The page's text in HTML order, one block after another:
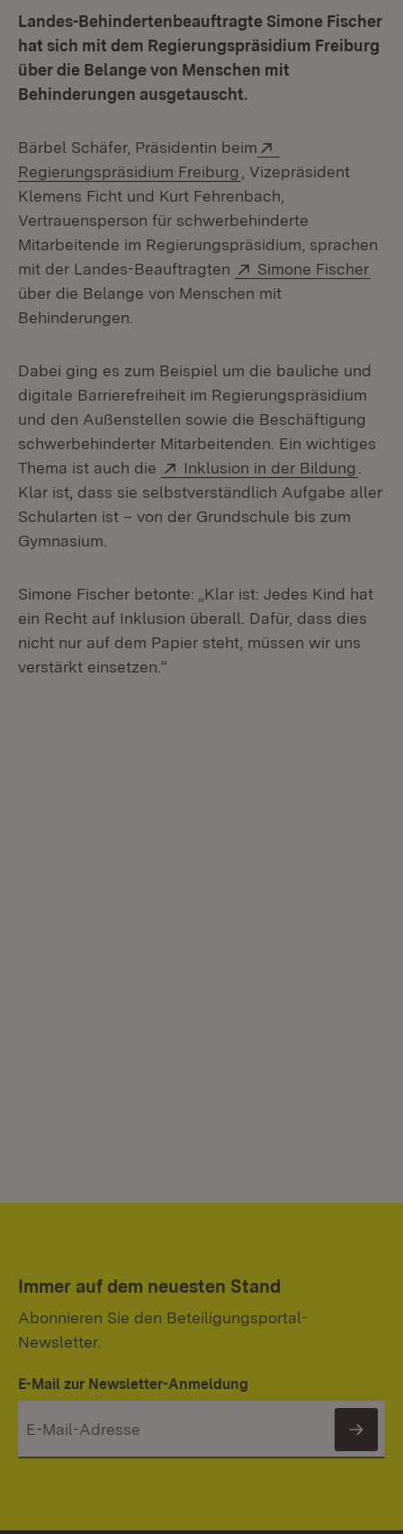
Landes-Behindertenbeauftragte Simone Fischer
hat sich mit dem Regierungspräsidium Freiburg
über die Belange von Menschen mit
Behinderungen ausgetauscht.
Bärbel Schäfer, Präsidentin beim
Regierungspräsidium Freiburg (Öffnet in neuem
, Vizepräsident
Klemens Ficht und Kurt Fehrenbach,
Vertrauensperson für schwerbehinderte
Mitarbeitende im Regierungspräsidium, sprachen
mit der Landes-Beauftragten
Extern:
Simone Fischer
über die Belange von Menschen mit
Behinderungen.
Dabei ging es zum Beispiel um die bauliche und
digitale Barrierefreiheit im Regierungspräsidium
und den Außenstellen sowie die Beschäftigung
schwerbehinderter Mitarbeitenden. Ein wichtiges
Thema ist auch die
Extern:
Inklusion in der Bildung
Klar ist, dass sie selbstverständlich Aufgabe aller
Schularten ist – von der Grundschule bis zum
Gymnasium.
Simone Fischer betonte: „Klar ist: Jedes Kind hat
ein Recht auf Inklusion überall. Dafür, dass dies
nicht nur auf dem Papier steht, müssen wir uns
verstärkt einsetzen.“
Immer auf dem neuesten Stand
Abonnieren Sie den Beteiligungsportal-
Newsletter.
E-Mail zur Newsletter-Anmeldung